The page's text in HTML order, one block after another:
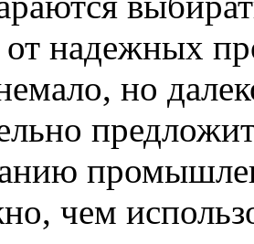
надежных
но
чем